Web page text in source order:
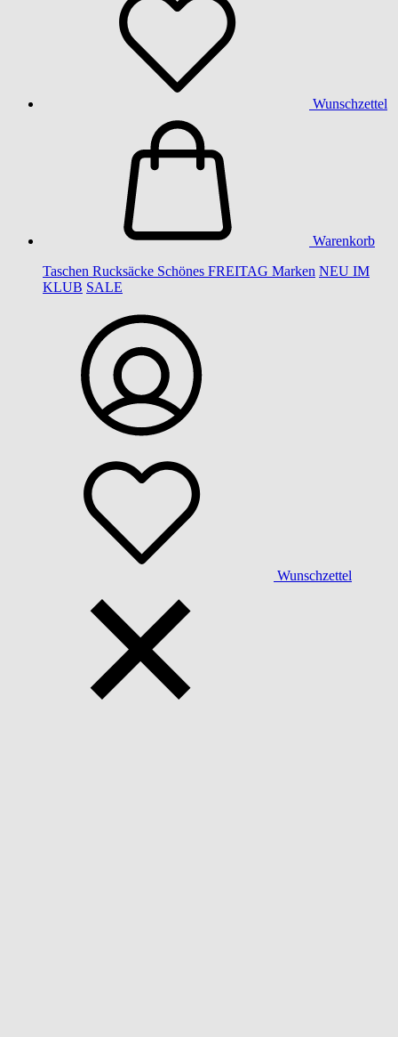
Wunschzettel
Warenkorb
Taschen Rucksäcke Schönes FREITAG Marken NEU IM
KLUB SALE
Wunschzettel